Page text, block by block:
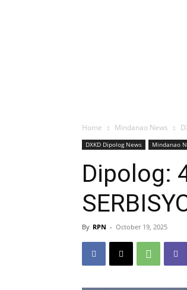
Home Mindanao News
DXKD Dipolog News Mindanao
Dipolog:
By RPN - October 19, 2025